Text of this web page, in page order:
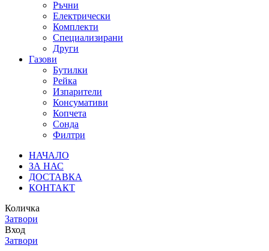
Ръчни
Електрически
Комплекти
Специализирани
Други
Газови
Бутилки
Рейка
Изпарители
Консумативи
Копчета
Сонда
Филтри
НАЧАЛО
ЗА НАС
ДОСТАВКА
КОНТАКТ
Количка
Затвори
Вход
Затвори